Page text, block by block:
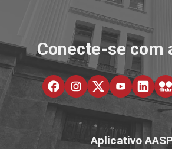
Conecte-se com
Aplicativo